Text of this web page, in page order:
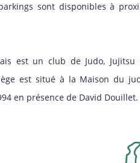
sont disponibles à
est un club de Judo,
est situé à la Maison du
en présence de David Douillet.